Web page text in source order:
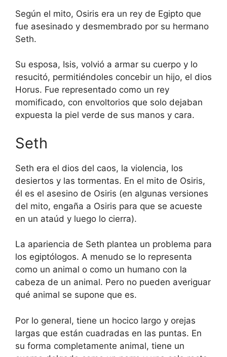
Según el mito, Osiris era un rey de Egipto que
fue asesinado y desmembrado por su hermano
Seth.
Su esposa, Isis, volvió a armar su cuerpo y lo
resucitó, permitiéndoles concebir un hijo, el dios
Horus. Fue representado como un rey
momificado, con envoltorios que solo dejaban
expuesta la piel verde de sus manos y cara.
Seth
Seth era el dios del caos, la violencia, los
desiertos y las tormentas. En el mito de Osiris,
él es el asesino de Osiris (en algunas versiones
del mito, engaña a Osiris para que se acueste
en un ataúd y luego lo cierra).
La apariencia de Seth plantea un problema para
los egiptólogos. A menudo se lo representa
como un animal o como un humano con la
cabeza de un animal. Pero no pueden averiguar
qué animal se supone que es.
Por lo general, tiene un hocico largo y orejas
largas que están cuadradas en las puntas. En
su forma completamente animal, tiene un